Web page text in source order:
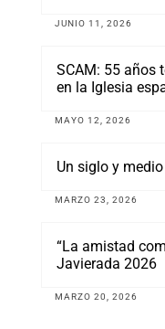
JUNIO 11, 2026
SCAM: 55 años
en la Iglesia
MAYO 12, 2026
Un siglo y
MARZO 23, 2026
“La amistad
Javierada 2026
MARZO 20, 2026